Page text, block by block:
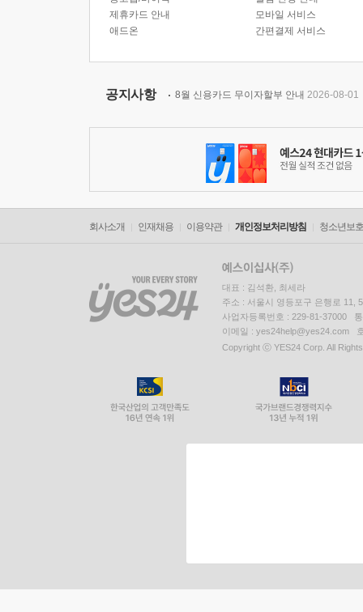
제휴카드 안내
애드온
모바일 서비스
간편결제 서비스
공지사항 8월 신용카드 무이자할부 안내 2026-08-01
회사소개 인재채용 이용약관 개인정보처리방침 청소년보
대표 : 김석환, 최세라
주소 : 서울시 영등포구 은행로 11,
사업자등록번호 : 229-81-37000
이메일 : yes24help@yes24.com
Copyright ⓒ YES24 Corp. All